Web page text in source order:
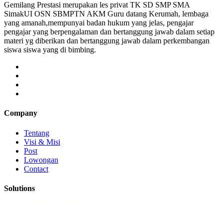
Gemilang Prestasi merupakan les privat TK SD SMP SMA
SimakUI OSN SBMPTN AKM Guru datang Kerumah, lembaga
yang amanah,mempunyai badan hukum yang jelas, pengajar
pengajar yang berpengalaman dan bertanggung jawab dalam setiap
materi yg diberikan dan bertanggung jawab dalam perkembangan
siswa siswa yang di bimbing.
Company
Tentang
Visi & Misi
Post
Lowongan
Contact
Solutions